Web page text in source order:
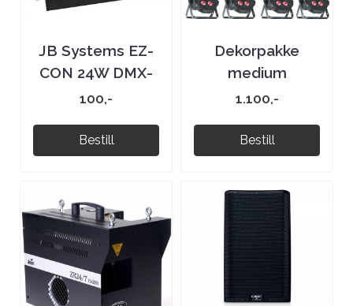
JB Systems EZ-
CON 24W DMX-
kontroller
100,-
Bestill
Dekorpakke
medium
1.100,-
Bestill